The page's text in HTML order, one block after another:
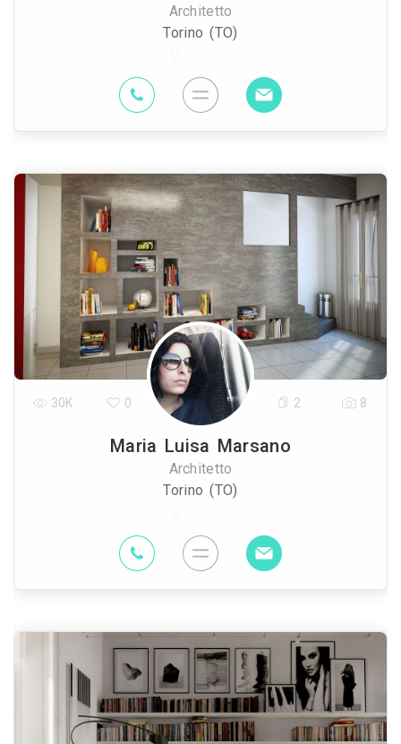
Architetto
Torino (TO)
Maria Luisa Marsano
Architetto
Torino (TO)
30K 0 2 8